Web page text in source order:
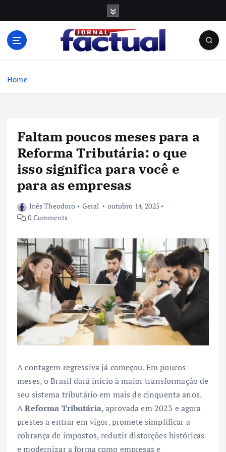
Home
Faltam poucos meses para a
Reforma Tributária: o que
isso significa para você e
para as empresas
Inês Theodoro Geral
outubro 14, 2025
0 Comments
A contagem regressiva já começou. Em poucos
meses, o Brasil dará início à maior transformação de
seu sistema tributário em mais de cinquenta anos.
AReforma Tributária, aprovada em 2023 e agora
prestes a entrar em vigor, promete simplificar a
cobrança de impostos, reduzir distorções históricas
e modernizar a forma como empresas e